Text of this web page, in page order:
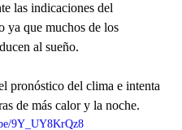
las indicaciones del
ya que muchos de los
al sueño.
pronóstico del clima e intenta
de más calor y la noche.
9Y_UY8KrQz8